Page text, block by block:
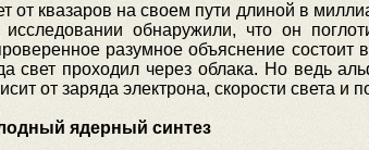
от квазаров на своем пути длиной в
исследовании обнаружили, что он
разумное объяснение состоит
свет проходил через облака. Но ведь
от заряда электрона, скорости света
ядерный синтез